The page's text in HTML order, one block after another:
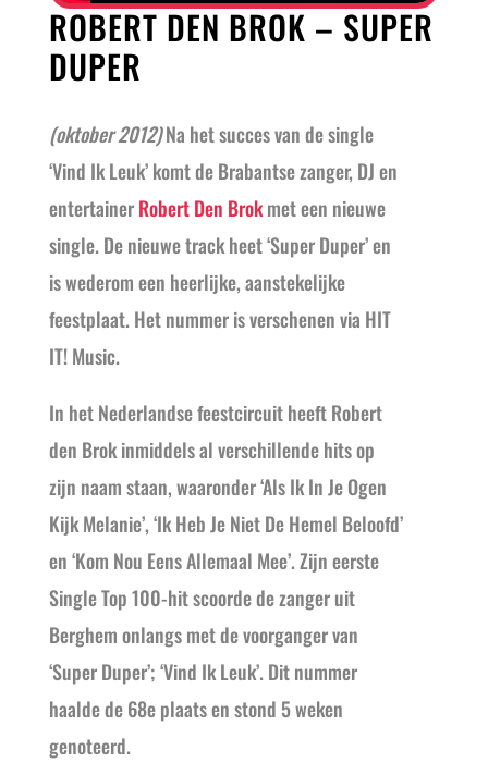
ROBERT DEN BROK – SUPER
DUPER
(oktober 2012)Na het succes van de single
‘Vind Ik Leuk’ komt de Brabantse zanger, DJ en
entertainerRobert Den Brokmet een nieuwe
single. De nieuwe track heet ‘Super Duper’ en
is wederom een heerlijke, aanstekelijke
feestplaat. Het nummer is verschenen via HIT
IT! Music.
In het Nederlandse feestcircuit heeft Robert
den Brok inmiddels al verschillende hits op
zijn naam staan, waaronder ‘Als Ik In Je Ogen
Kijk Melanie’, ‘Ik Heb Je Niet De Hemel Beloofd’
en ‘Kom Nou Eens Allemaal Mee’. Zijn eerste
Single Top 100-hit scoorde de zanger uit
Berghem onlangs met de voorganger van
‘Super Duper’; ‘Vind Ik Leuk’. Dit nummer
haalde de 68e plaats en stond 5 weken
genoteerd.